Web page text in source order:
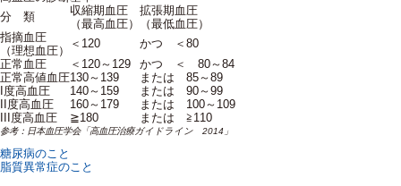
分 類
収縮期血圧
（最高血圧）
拡張期血圧
（最低血圧）
指摘血圧
（理想血圧）
＜120
かつ ＜80
正常血圧
＜120～129
かつ ＜ 80～84
正常高値血圧130～139
または 85～89
I度高血圧
140～159
または 90～99
II度高血圧
160～179
または 100～109
III度高血圧
≧180 または ≧110
参考：日本血圧学会「高血圧治療ガイドライン 2014」
糖尿病のこと
脂質異常症のこと